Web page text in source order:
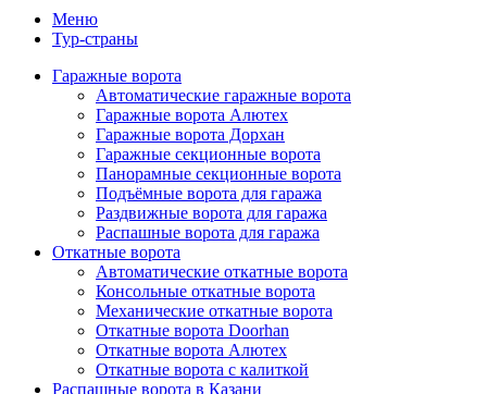
Меню
Тур-страны
Гаражные ворота
Автоматические гаражные ворота
Гаражные ворота Алютех
Гаражные ворота Дорхан
Гаражные секционные ворота
Панорамные секционные ворота
Подъёмные ворота для гаража
Раздвижные ворота для гаража
Распашные ворота для гаража
Откатные ворота
Автоматические откатные ворота
Консольные откатные ворота
Механические откатные ворота
Откатные ворота Doorhan
Откатные ворота Алютех
Откатные ворота с калиткой
Распашные ворота в Казани